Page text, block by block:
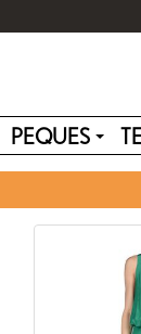
PEQUES